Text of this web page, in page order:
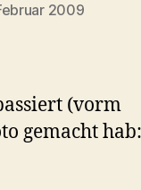
2009
(vorm
gemacht hab: